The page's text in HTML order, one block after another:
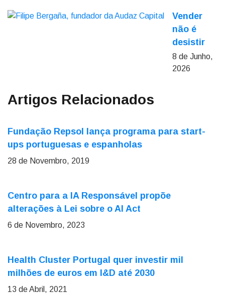
Vender
não é
desistir
8 de Junho,
2026
Artigos Relacionados
Fundação Repsol lança programa para start-
ups portuguesas e espanholas
28 de Novembro, 2019
Centro para a IA Responsável propõe
alterações à Lei sobre o AI Act
6 de Novembro, 2023
Health Cluster Portugal quer investir mil
milhões de euros em I&D até 2030
13 de Abril, 2021